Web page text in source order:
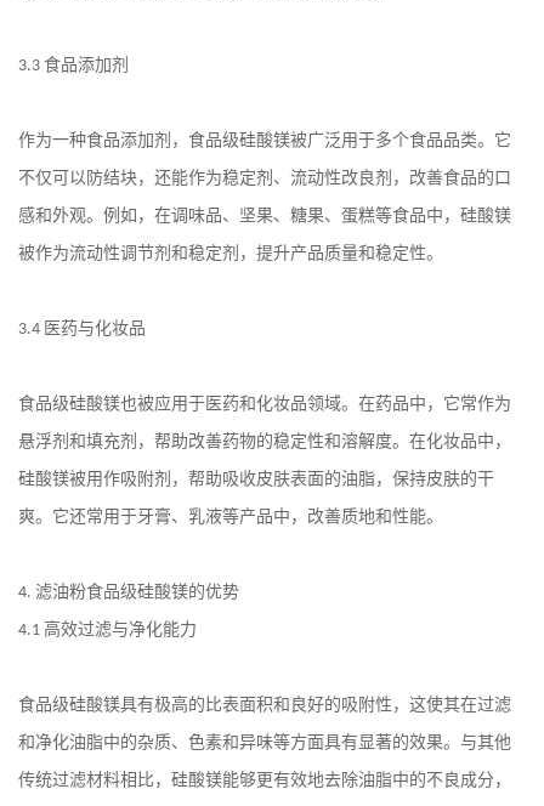
3.3 食品添加剂
作为一种食品添加剂，食品级硅酸镁被广泛用于多个食品品类。它
不仅可以防结块，还能作为稳定剂、流动性改良剂，改善食品的口
感和外观。例如，在调味品、坚果、糖果、蛋糕等食品中，硅酸镁
被作为流动性调节剂和稳定剂，提升产品质量和稳定性。
3.4 医药与化妆品
食品级硅酸镁也被应用于医药和化妆品领域。在药品中，它常作为
悬浮剂和填充剂，帮助改善药物的稳定性和溶解度。在化妆品中，
硅酸镁被用作吸附剂，帮助吸收皮肤表面的油脂，保持皮肤的干
爽。它还常用于牙膏、乳液等产品中，改善质地和性能。
4. 滤油粉食品级硅酸镁的优势
4.1 高效过滤与净化能力
食品级硅酸镁具有极高的比表面积和良好的吸附性，这使其在过滤
和净化油脂中的杂质、色素和异味等方面具有显著的效果。与其他
传统过滤材料相比，硅酸镁能够更有效地去除油脂中的不良成分，